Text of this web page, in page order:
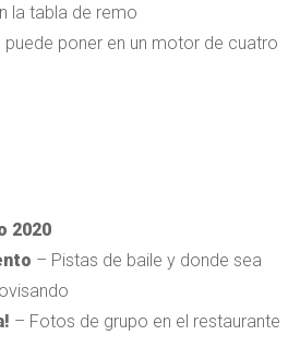
la tabla de remo
poner en un motor de cuatro
2020
– Pistas de baile y donde sea
– Fotos de grupo en el restaurante